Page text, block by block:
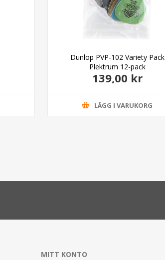
Dunlop PVP-102 Variety Pack
Plektrum 12-pack
139,00 kr
LÄGG I VARUKORG
MITT KONTO